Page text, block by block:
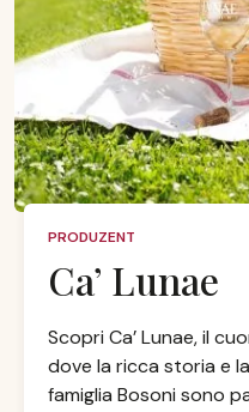
PRODUZENT
Ca’ Lunae
Scopri Ca’ Lunae, il
dove la ricca storia e
famiglia Bosoni sono